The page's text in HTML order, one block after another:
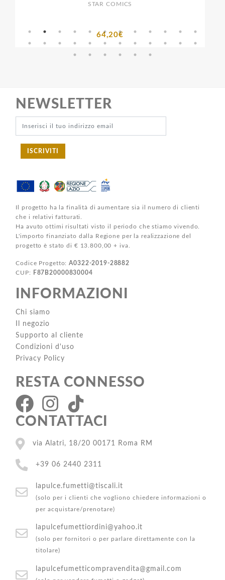
STAR COMICS
64,20€
NEWSLETTER
ISCRIVITI
Il progetto ha la finalità di aumentare sia il numero di clienti
che i relativi fatturati.
Ha avuto ottimi risultati visto il periodo che stiamo vivendo.
L'importo finanziato dalla Regione per la realizzazione del
progetto è stato di € 13.800,00 + iva.
Codice Progetto:A0322-2019-28882
CUP:
F87B20000830004
INFORMAZIONI
Chi siamo
Il negozio
Supporto al cliente
Condizioni d'uso
Privacy Policy
RESTA CONNESSO
CONTATTACI
via Alatri, 18/20 00171 Roma RM
+39 06 2440 2311
lapulce.fumetti@tiscali.it
(solo per i clienti che vogliono chiedere informazioni o
per acquistare/prenotare)
lapulcefumettiordini@yahoo.it
(solo per fornitori o per parlare direttamente con la
titolare)
lapulcefumetticompravendita@gmail.com